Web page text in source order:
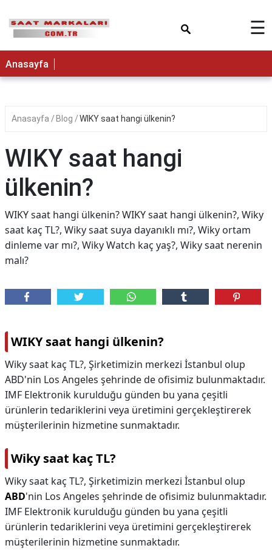
☰
Anasayfa
Anasayfa Blog WIKY saat hangi ülkenin?
WIKY saat hangi
ülkenin?
WIKY saat hangi ülkenin? WIKY saat hangi ülkenin?, Wiky
saat kaç TL?, Wiky saat suya dayanıklı mı?, Wiky ortam
dinleme var mı?, Wiky Watch kaç yaş?, Wiky saat nerenin
malı?
WIKY saat hangi ülkenin?
Wiky saat kaç TL?, Şirketimizin merkezi İstanbul olup
ABD'nin Los Angeles şehrinde de ofisimiz bulunmaktadır.
IMF Elektronik kurulduğu günden bu yana çeşitli
ürünlerin tedariklerini veya üretimini gerçekleştirerek
müşterilerinin hizmetine sunmaktadır.
Wiky saat kaç TL?
Wiky saat kaç TL?, Şirketimizin merkezi İstanbul olup
ABD'nin Los Angeles şehrinde de ofisimiz bulunmaktadır.
IMF Elektronik kurulduğu günden bu yana çeşitli
ürünlerin tedariklerini veya üretimini gerçekleştirerek
müşterilerinin hizmetine sunmaktadır.